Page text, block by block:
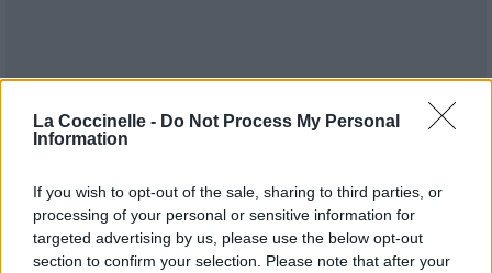
La Coccinelle - Do Not Process My Personal
Information
If you wish to opt-out of the sale, sharing to third parties, or
processing of your personal or sensitive information for
targeted advertising by us, please use the below opt-out
section to confirm your selection. Please note that after your